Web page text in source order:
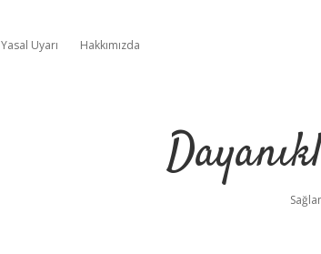
Yasal Uyarı Hakkımızda